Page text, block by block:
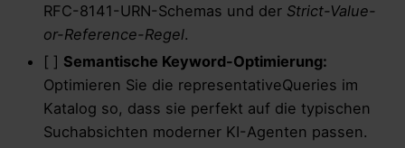
RFC-8141-URN-Schemas und der Strict-Value-
or-Reference-Regel.
[ ] Semantische Keyword-Optimierung:
Optimieren Sie die representativeQueries im
Katalog so, dass sie perfekt auf die typischen
Suchabsichten moderner KI-Agenten passen.